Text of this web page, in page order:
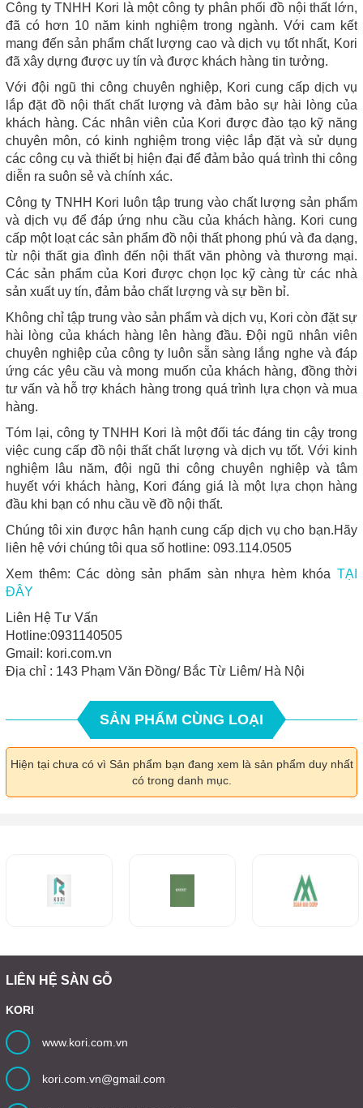
Công ty TNHH Kori là một công ty phân phối đồ nội thất lớn,
đã có hơn 10 năm kinh nghiệm trong ngành. Với cam kết
mang đến sản phẩm chất lượng cao và dịch vụ tốt nhất, Kori
đã xây dựng được uy tín và được khách hàng tin tưởng.
Với đội ngũ thi công chuyên nghiệp, Kori cung cấp dịch vụ
lắp đặt đồ nội thất chất lượng và đảm bảo sự hài lòng của
khách hàng. Các nhân viên của Kori được đào tạo kỹ năng
chuyên môn, có kinh nghiệm trong việc lắp đặt và sử dụng
các công cụ và thiết bị hiện đại để đảm bảo quá trình thi công
diễn ra suôn sẻ và chính xác.
Công ty TNHH Kori luôn tập trung vào chất lượng sản phẩm
và dịch vụ để đáp ứng nhu cầu của khách hàng. Kori cung
cấp một loạt các sản phẩm đồ nội thất phong phú và đa dạng,
từ nội thất gia đình đến nội thất văn phòng và thương mại.
Các sản phẩm của Kori được chọn lọc kỹ càng từ các nhà
sản xuất uy tín, đảm bảo chất lượng và sự bền bỉ.
Không chỉ tập trung vào sản phẩm và dịch vụ, Kori còn đặt sự
hài lòng của khách hàng lên hàng đầu. Đội ngũ nhân viên
chuyên nghiệp của công ty luôn sẵn sàng lắng nghe và đáp
ứng các yêu cầu và mong muốn của khách hàng, đồng thời
tư vấn và hỗ trợ khách hàng trong quá trình lựa chọn và mua
hàng.
Tóm lại, công ty TNHH Kori là một đối tác đáng tin cậy trong
việc cung cấp đồ nội thất chất lượng và dịch vụ tốt. Với kinh
nghiệm lâu năm, đội ngũ thi công chuyên nghiệp và tâm
huyết với khách hàng, Kori đáng giá là một lựa chọn hàng
đầu khi bạn có nhu cầu về đồ nội thất.
Chúng tôi xin được hân hạnh cung cấp dịch vụ cho bạn.Hãy
liên hệ với chúng tôi qua số hotline: 093.114.0505
Xem thêm: Các dòng sản phẩm sàn nhựa hèm khóa TẠI
ĐÂY
Liên Hệ Tư Vấn
Hotline:0931140505
Gmail: kori.com.vn
Địa chỉ : 143 Phạm Văn Đồng/ Bắc Từ Liêm/ Hà Nội
SẢN PHẨM CÙNG LOẠI
Hiện tại chưa có vì Sản phẩm bạn đang xem là sản phẩm duy nhất
có trong danh mục.
LIÊN HỆ SÀN GỖ
KORI
www.kori.com.vn
kori.com.vn@gmail.com